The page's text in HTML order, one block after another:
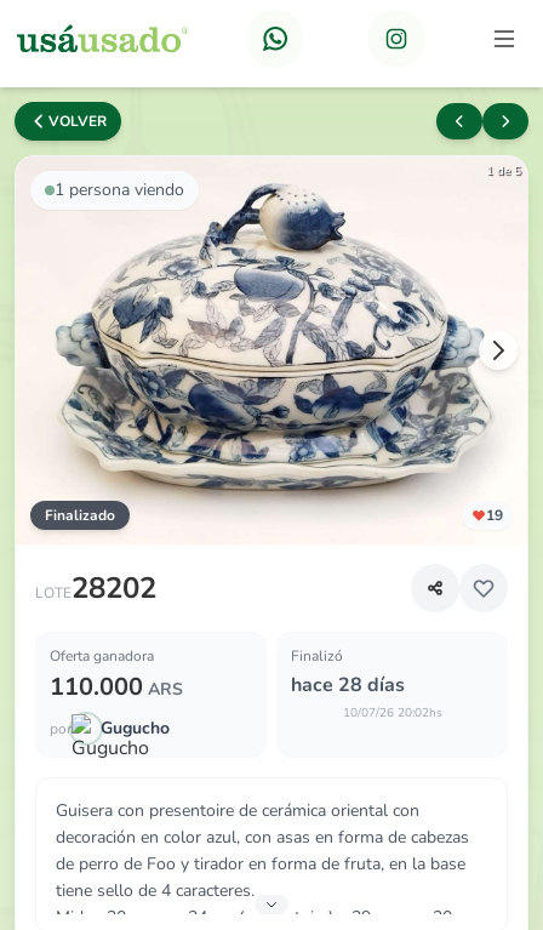
VOLVER
1 persona viendo
Finalizado 19
1 de 5
LOTE28202
Guisera con presentoire de cerámica oriental con
Oferta ganadora
110.000 ARS
por Gugucho
Finalizó
hace 28 días
10/07/26 20:02hs
Guisera con presentoire de cerámica oriental con
decoración en color azul, con asas en forma de cabezas
de perro de Foo y tirador en forma de fruta, en la base
tiene sello de 4 caracteres.
Miden 30 cm por 24 cm (presentoire) y 39 cm por 20 cm